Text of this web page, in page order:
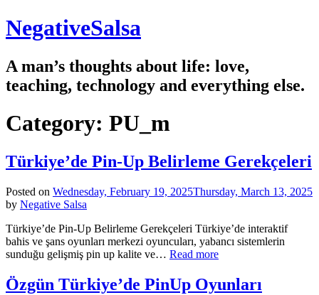
Skip
to
NegativeSalsa
A man’s thoughts about life: love,
teaching, technology and everything else.
Category: PU_m
Türkiye’de Pin-Up Belirleme Gerekçeleri
Posted on Wednesday, February 19, 2025Thursday, March 13, 2025
by Negative Salsa
Türkiye’de Pin-Up Belirleme Gerekçeleri Türkiye’de interaktif
bahis ve şans oyunları merkezi oyuncuları, yabancı sistemlerin
sunduğu gelişmiş pin up kalite ve… Read moreTürkiye’de
Belirleme
Özgün Türkiye’de PinUp Oyunları